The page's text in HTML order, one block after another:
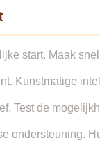
start. Maak
Kunstmatige
Test de
ondersteuning.